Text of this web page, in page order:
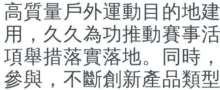
高質量戶外運動目的地
用，久久為功推動賽事
項舉措落實落地。同時
參與，不斷創新產品類